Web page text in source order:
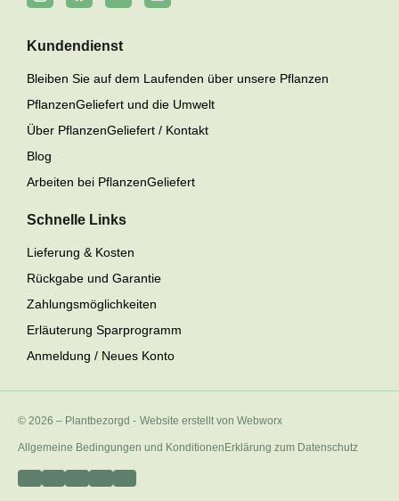
Kundendienst
Bleiben Sie auf dem Laufenden über unsere Pflanzen
PflanzenGeliefert und die Umwelt
Über PflanzenGeliefert / Kontakt
Blog
Arbeiten bei PflanzenGeliefert
Schnelle Links
Lieferung & Kosten
Rückgabe und Garantie
Zahlungsmöglichkeiten
Erläuterung Sparprogramm
Anmeldung / Neues Konto
© 2026 – Plantbezorgd - Website erstellt von Webworx
Allgemeine Bedingungen und KonditionenErklärung zum Datenschutz